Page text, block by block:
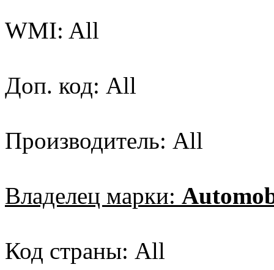
WMI: All
Доп. код: All
Производитель: All
Владелец марки:
Код страны: All